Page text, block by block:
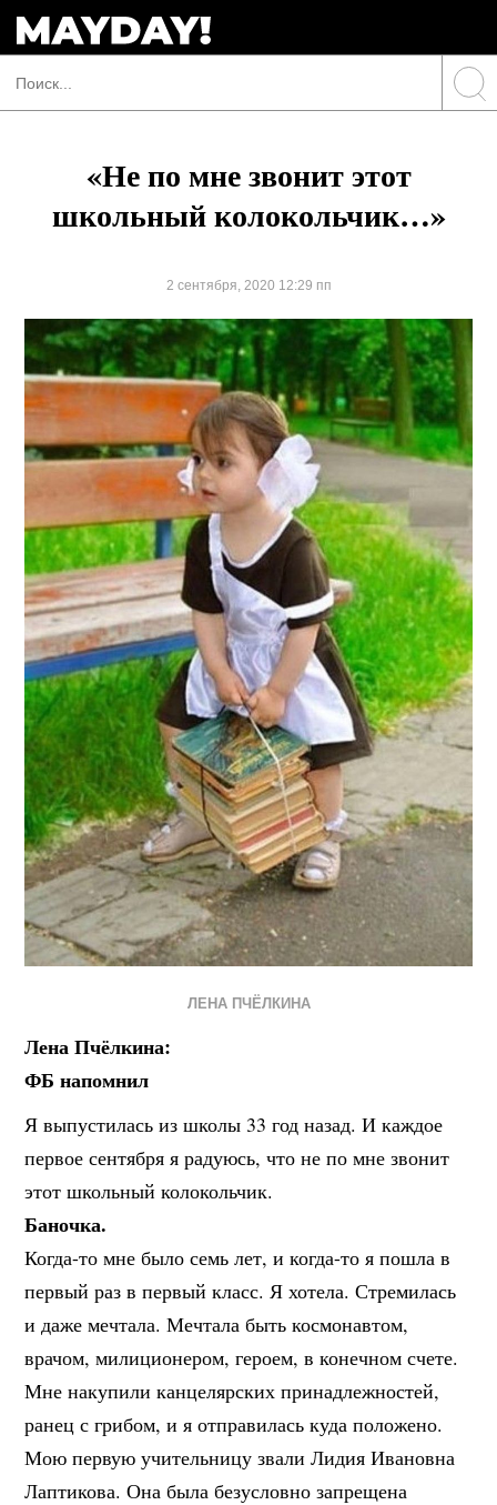
«Не по мне звонит этот
школьный колокольчик…»
2 сентября, 2020 12:29 пп
ЛЕНА ПЧЁЛКИНА
Лена Пчёлкина:
ФБ напомнил
Я выпустилась из школы 33 год назад. И каждое
первое сентября я радуюсь, что не по мне звонит
этот школьный колокольчик.
Баночка.
Когда-то мне было семь лет, и когда-то я пошла в
первый раз в первый класс. Я хотела. Стремилась
и даже мечтала. Мечтала быть космонавтом,
врачом, милиционером, героем, в конечном счете.
Мне накупили канцелярских принадлежностей,
ранец с грибом, и я отправилась куда положено.
Мою первую учительницу звали Лидия Ивановна
Лаптикова. Она была безусловно запрещена